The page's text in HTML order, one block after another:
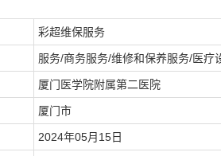
彩超维保服务
服务/商务服务/维修和保养服务/医疗
厦门医学院附属第二医院
厦门市
2024年05月15日